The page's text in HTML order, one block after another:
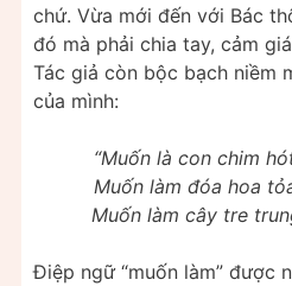
chứ. Vừa mới đến với Bác
đó mà phải chia tay, cảm
Tác giả còn bộc bạch niềm
của mình:
“Muốn là con chim
Muốn làm đóa hoa
Muốn làm cây tre
Điệp ngữ “muốn làm” được